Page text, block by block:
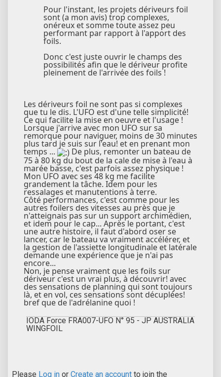
Pour l'instant, les projets dériveurs foil
sont (a mon avis) trop complexes,
onéreux et somme toute assez peu
performant par rapport à l'apport des
foils.
Donc c'est juste ouvrir le champs des
possibilités afin que le dériveur profite
pleinement de l'arrivée des foils !
Les dériveurs foil ne sont pas si complexes
que tu le dis. L'UFO est d'une telle simplicité!
Ce qui facilite la mise en oeuvre et l'usage !
Lorsque j'arrive avec mon UFO sur sa
remorque pour naviguer, moins de 30 minutes
plus tard je suis sur l'eau! et en prenant mon
temps ...
De plus, remonter un bateau de
75 à 80 kg du bout de la cale de mise à l'eau à
marée basse, c'est parfois assez physique !
Mon UFO avec ses 48 kg me facilite
grandement la tâche. Idem pour les
ressalages et manutentions à terre.
Côté performances, c'est comme pour les
autres foilers des vitesses au près que je
n'atteignais pas sur un support archimédien,
et idem pour le cap... Après le portant, c'est
une autre histoire, il faut d'abord oser se
lancer, car le bateau va vraiment accélérer, et
la gestion de l'assiette longitudinale et latérale
demande une expérience que je n'ai pas
encore...
Non, je pense vraiment que les foils sur
dériveur c'est un vrai plus, à découvrir! avec
des sensations de planning qui sont toujours
là, et en vol, ces sensations sont décuplées!
bref que de l'adrélanine quoi !
IODA Force FRA007-UFO N° 95 - JP AUSTRALIA
WINGFOIL
Please Log in or Create an account to join the